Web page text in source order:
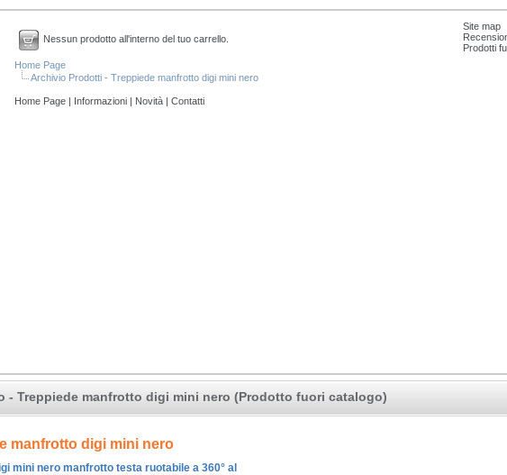
Nessun prodotto all'interno del tuo carrello.
Home Page
Archivio Prodotti - Treppiede manfrotto digi mini nero
Site map
Prodotti
Home Page | Informazioni | Novità | Contatti
- Treppiede manfrotto digi mini nero (Prodotto fuori catalogo)
manfrotto digi mini nero
mini nero manfrotto testa ruotabile a 360° al